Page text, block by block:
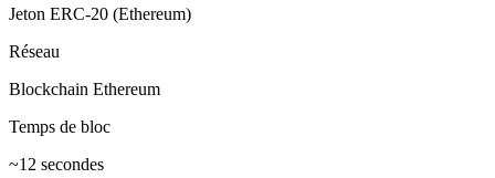
Jeton ERC-20 (Ethereum)
Réseau
Blockchain Ethereum
Temps de bloc
~12 secondes